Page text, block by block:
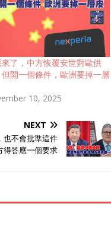
了，中方恢覆安世對歐供
開一個條件，歐洲要掉一層
10, 2025
NEXT
也不會批準這件
得答應一個要求